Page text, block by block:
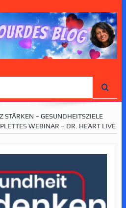
STÄRKEN – GESUNDHEITSZIELE
WEBINAR – DR. HEART LIVE